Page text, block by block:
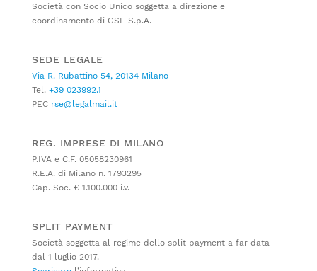
Società con Socio Unico soggetta a direzione e
coordinamento di GSE S.p.A.
SEDE LEGALE
Via R. Rubattino 54, 20134 Milano
Tel. +39 023992.1
PEC rse@legalmail.it
REG. IMPRESE DI MILANO
P.IVA e C.F. 05058230961
R.E.A. di Milano n. 1793295
Cap. Soc. € 1.100.000 i.v.
SPLIT PAYMENT
Società soggetta al regime dello split payment a far data
dal 1 luglio 2017.